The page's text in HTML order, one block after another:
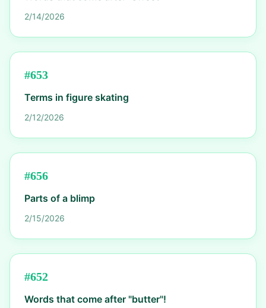
2/14/2026
#653
Terms in figure skating
2/12/2026
#656
Parts of a blimp
2/15/2026
#652
Words that come after "butter"!